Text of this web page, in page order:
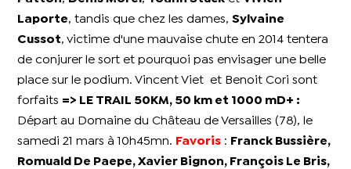
Laporte, tandis que chez les dames,Sylvaine
Cussot, victime d'une mauvaise chute en 2014 tentera
de conjurer le sort et pourquoi pas envisager une belle
place sur le podium. Vincent Viet et Benoit Cori sont
forfaits => LE TRAIL 50KM, 50 km et 1000 mD+ :
Départ au Domaine du Château de Versailles (78), le
samedi 21 mars à 10h45mn.
Favoris :
Franck Bussière,
Romuald De Paepe, Xavier Bignon, François Le Bris,